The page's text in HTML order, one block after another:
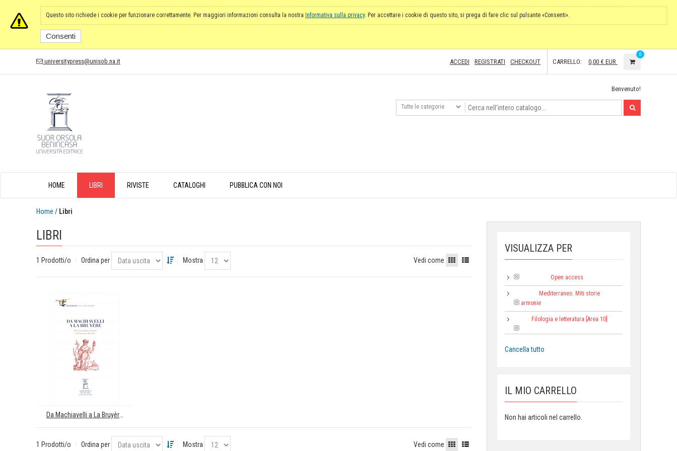
Questo sito richiede i cookie per funzionare correttamente. Per maggiori informazioni consulta la nostra Informativa sulla privacy. Per accettare i cookie di questo sito, si prega di fare clic sul pulsante «Consenti».
Consenti
universitypress@unisob.na.it ACCEDI REGISTRATI CHECKOUT CARRELLO: 0,00 € EUR
0
Benvenuto!
HOME LIBRI RIVISTE CATALOGHI PUBBLICA CON NOI
Home / Libri
VISUALIZZA PER
Open access
Mediterraneo. Miti storie
armonie
Filologia e letteratura [Area 10]
Cancella tutto
IL MIO CARRELLO
Non hai articoli nel carrello.
LIBRI
1 Prodotti/o Ordina per Mostra Vedi come
1 Prodotti/o Ordina per Mostra Vedi come